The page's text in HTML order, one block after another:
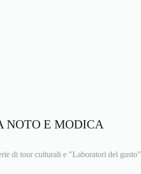
NOTO E MODICA
di tour culturali e "Laboratori del gusto"